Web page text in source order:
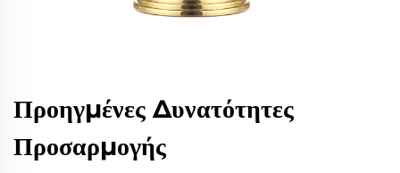
Προηγμένες Δυνατότητες
Προσαρμογής